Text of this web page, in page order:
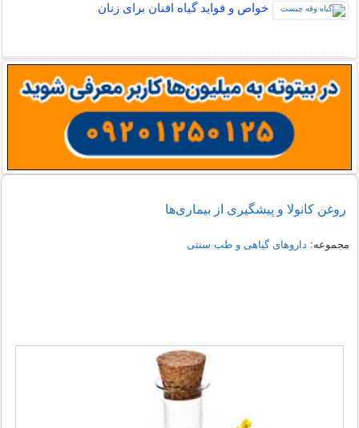
خواص و فواید گیاه افنان برای زنان
روغن کانولا و پیشگیری از بیماری‌ها
مجموعه: داروهای گیاهی و طب سنتی